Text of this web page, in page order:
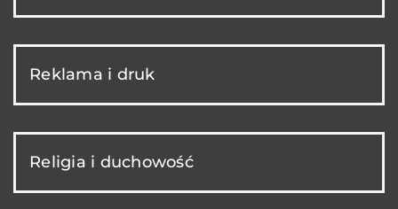
Reklama i druk
Religia i duchowość